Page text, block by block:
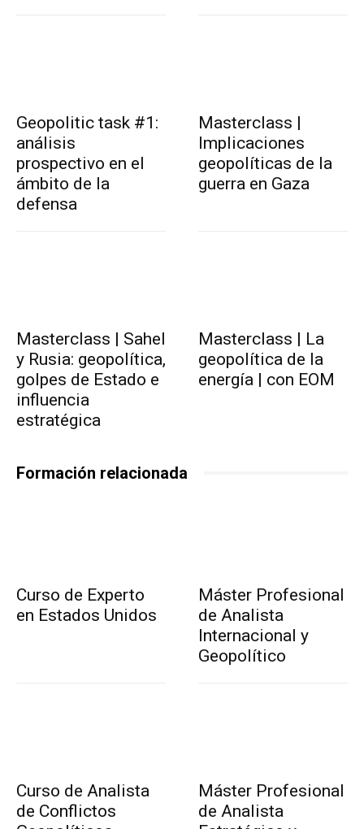
Geopolitic task #1:
análisis
prospectivo en el
ámbito de la
defensa
Masterclass |
Implicaciones
geopolíticas de la
guerra en Gaza
Masterclass | Sahel
y Rusia: geopolítica,
golpes de Estado e
influencia
estratégica
Masterclass | La
geopolítica de la
energía | con EOM
Formación relacionada
Curso de Experto
en Estados Unidos
Máster Profesional
de Analista
Internacional y
Geopolítico
Curso de Analista
de Conflictos
Máster Profesional
de Analista